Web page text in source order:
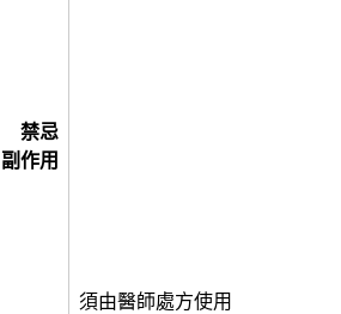
禁忌
副作用
須由醫師處方使用